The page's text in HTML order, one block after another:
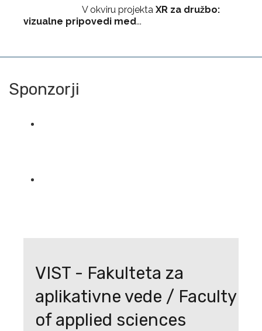
V okviru projekta XR za družbo:
vizualne pripovedi med...
Sponzorji
VIST - Fakulteta za
aplikativne vede / Faculty
of applied sciences